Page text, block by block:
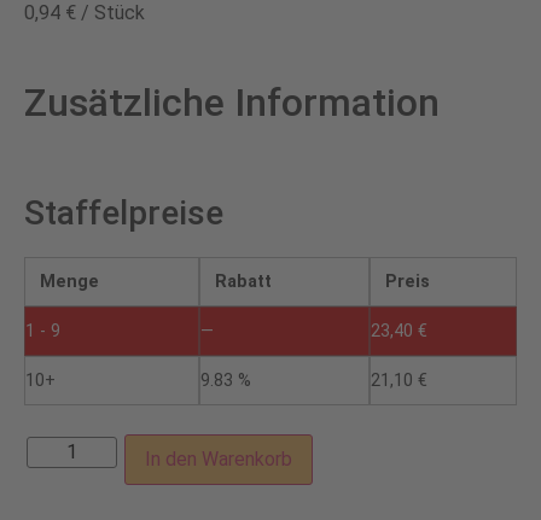
0,94 € / Stück
Zusätzliche Information
Staffelpreise
Menge Rabatt Preis
1 - 9 — 23,40 €
10+ 9.83 % 21,10 €
In den Warenkorb